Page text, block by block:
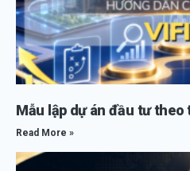
Mẫu lập dự án đầu tư
Read More »